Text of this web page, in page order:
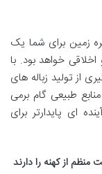
زمین برای شما یک
خواهد بود. با
از تولید زباله های
طبیعی گام برمی
ای پایدارتر برای
از کهنه را دارند